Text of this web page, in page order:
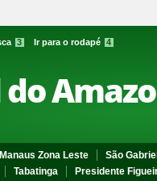
3 Ir para o rodapé 4
Manaus Zona Leste São
Tabatinga Presidente